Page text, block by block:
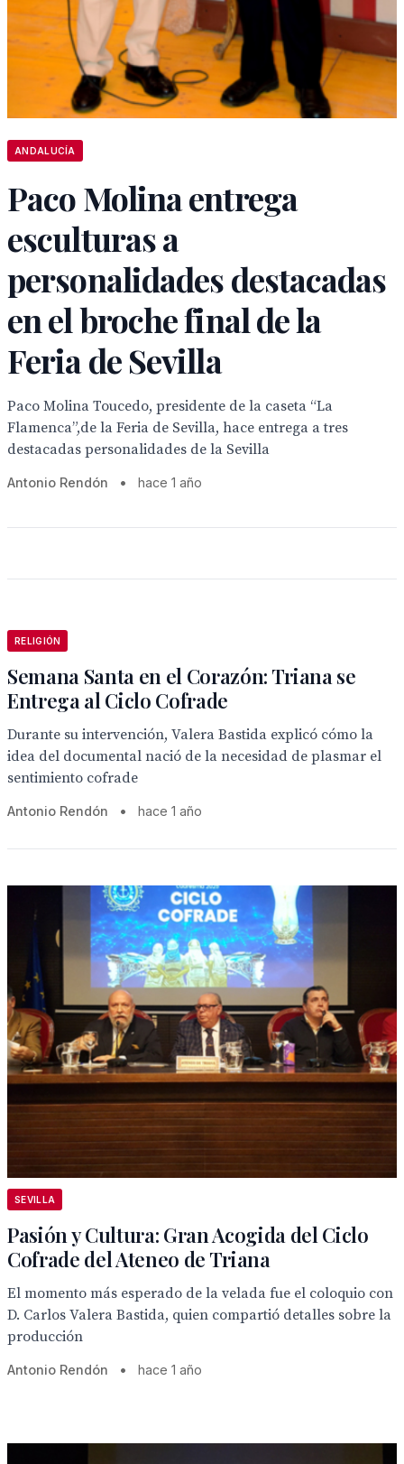
ANDALUCÍA
Paco Molina entrega
esculturas a
personalidades destacadas
en el broche final de la
Feria de Sevilla
Paco Molina Toucedo, presidente de la caseta “La
Flamenca”,de la Feria de Sevilla, hace entrega a tres
destacadas personalidades de la Sevilla
Antonio Rendón • hace 1 año
RELIGIÓN
Semana Santa en el Corazón: Triana se
Entrega al Ciclo Cofrade
Durante su intervención, Valera Bastida explicó cómo la
idea del documental nació de la necesidad de plasmar el
sentimiento cofrade
Antonio Rendón • hace 1 año
SEVILLA
Pasión y Cultura: Gran Acogida del Ciclo
Cofrade del Ateneo de Triana
El momento más esperado de la velada fue el coloquio con
D. Carlos Valera Bastida, quien compartió detalles sobre la
producción
Antonio Rendón • hace 1 año